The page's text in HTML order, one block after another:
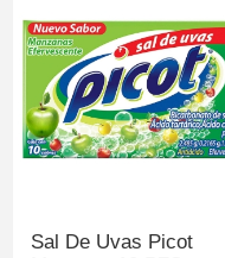
Sal De Uvas Picot